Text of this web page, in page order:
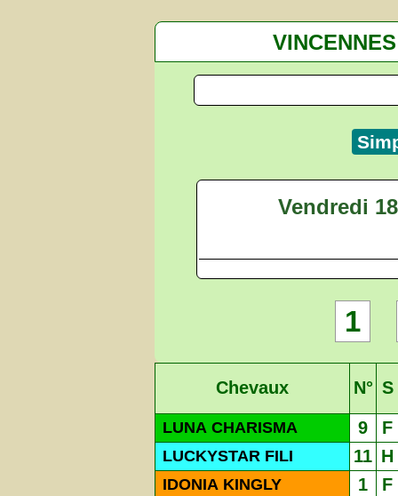
VINCENNES
Vendredi
1
Chevaux N° S
LUNA CHARISMA 9 F
LUCKYSTAR FILI 11 H
IDONIA KINGLY 1 F